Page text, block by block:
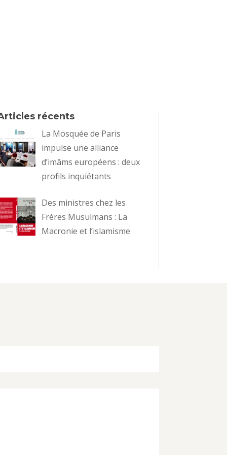
récents
La Mosquée de Paris
impulse une alliance
d’imâms européens : deux
profils inquiétants
Des ministres chez les
Frères Musulmans : La
Macronie et l’islamisme